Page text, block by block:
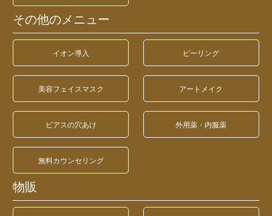
その他のメニュー
イオン導入 ピーリング
美容フェイスマスク アートメイク
ピアスの穴あけ 外用薬・内服薬
無料カウンセリング
物販